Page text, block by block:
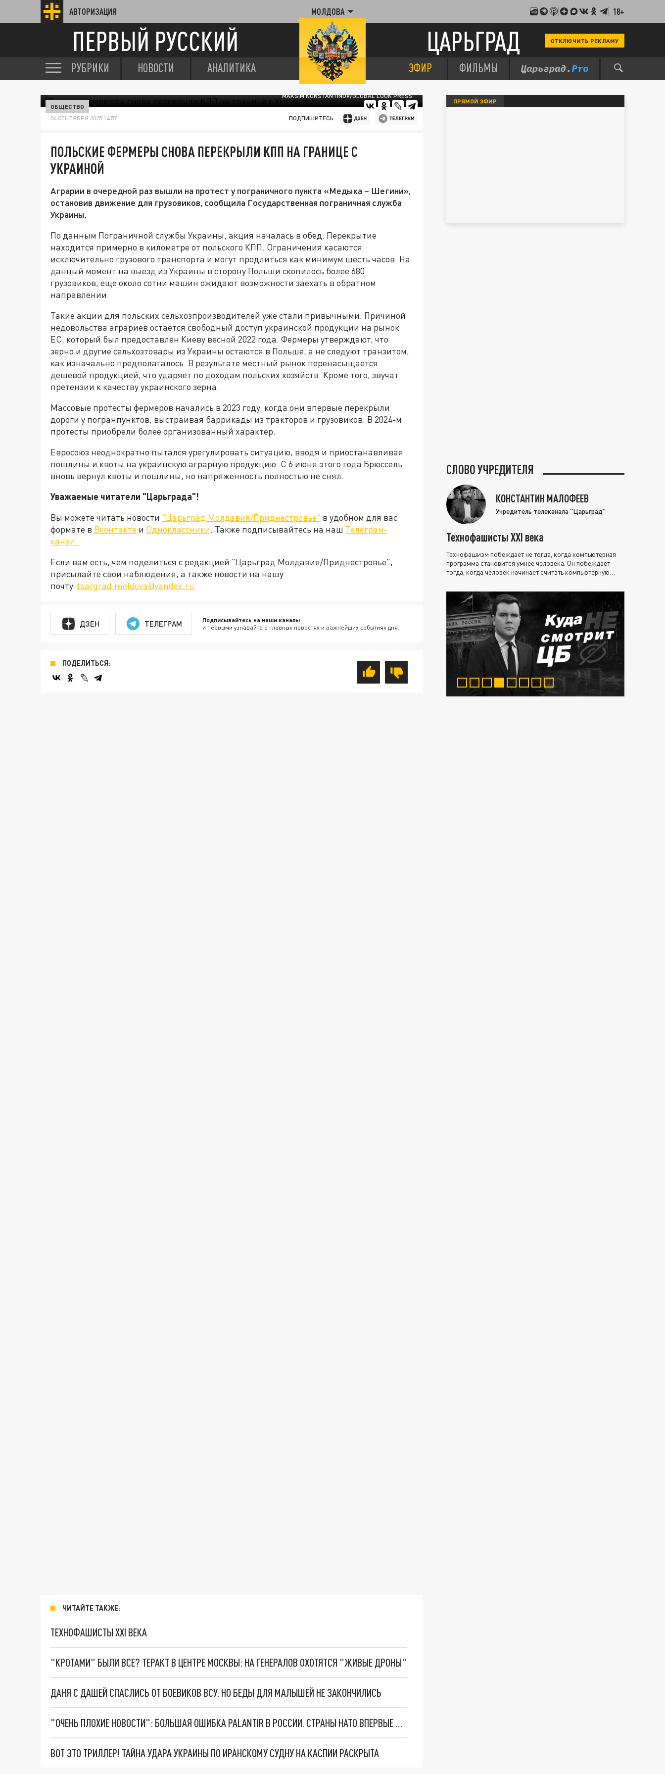
АВТОРИЗАЦИЯ МОЛДОВА 18+
ПЕРВЫЙ РУССКИЙ ЦАРЬГРАД ОТКЛЮЧИТЬ РЕКЛАМУ
РУБРИКИ НОВОСТИ АНАЛИТИКА ЭФИР ФИЛЬМЫ
MAKSIM KONSTANTINOV/GLOBAL LOOK PRESS
ОБЩЕСТВО
06 СЕНТЯБРЯ 2025 14:57 ПОДПИШИТЕСЬ:
ПОЛЬСКИЕ ФЕРМЕРЫ СНОВА ПЕРЕКРЫЛИ КПП НА ГРАНИЦЕ С
УКРАИНОЙ
Аграрии в очередной раз вышли на протест у пограничного пункта «Медыка – Шегини»,
остановив движение для грузовиков, сообщила Государственная пограничная служба
Украины.
По данным Пограничной службы Украины, акция началась в обед. Перекрытие
находится примерно в километре от польского КПП. Ограничения касаются
исключительно грузового транспорта и могут продлиться как минимум шесть часов. На
данный момент на выезд из Украины в сторону Польши скопилось более 680
грузовиков, еще около сотни машин ожидают возможности заехать в обратном
направлении.
Такие акции для польских сельхозпроизводителей уже стали привычными. Причиной
недовольства аграриев остается свободный доступ украинской продукции на рынок
ЕС, который был предоставлен Киеву весной 2022 года. Фермеры утверждают, что
зерно и другие сельхозтовары из Украины остаются в Польше, а не следуют транзитом,
как изначально предполагалось. В результате местный рынок перенасыщается
дешевой продукцией, что ударяет по доходам польских хозяйств. Кроме того, звучат
претензии к качеству украинского зерна.
Массовые протесты фермеров начались в 2023 году, когда они впервые перекрыли
дороги у погранпунктов, выстраивая баррикады из тракторов и грузовиков. В 2024-м
протесты приобрели более организованный характер.
Евросоюз неоднократно пытался урегулировать ситуацию, вводя и приостанавливая
пошлины и квоты на украинскую аграрную продукцию. С 6 июня этого года Брюссель
вновь вернул квоты и пошлины, но напряженность полностью не снял.
Уважаемые читатели "Царьграда"!
Вы можете читать новости "Царьград Молдавия/Приднестровье" в удобном для вас
формате в Вконтакте и Одноклассники. Также подписывайтесь на наш Телеграм-
канал.
Если вам есть, чем поделиться с редакцией "Царьград Молдавия/Приднестровье",
присылайте свои наблюдения, а также новости на нашу
почту: tsargrad.moldova@yandex.ru
ДЗЕН ТЕЛЕГРАМ Подписывайтесь на наши каналы
и первыми узнавайте о главных новостях и важнейших событиях дня.
ПОДЕЛИТЬСЯ:
ЧИТАЙТЕ ТАКЖЕ:
ТЕХНОФАШИСТЫ XXI ВЕКА
"КРОТАМИ" БЫЛИ ВСЕ? ТЕРАКТ В ЦЕНТРЕ МОСКВЫ: НА ГЕНЕРАЛОВ ОХОТЯТСЯ "ЖИВЫЕ ДРОНЫ"
ДАНЯ С ДАШЕЙ СПАСЛИСЬ ОТ БОЕВИКОВ ВСУ. НО БЕДЫ ДЛЯ МАЛЫШЕЙ НЕ ЗАКОНЧИЛИСЬ
"ОЧЕНЬ ПЛОХИЕ НОВОСТИ": БОЛЬШАЯ ОШИБКА PALANTIR В РОССИИ. СТРАНЫ НАТО ВПЕРВЫЕ ЗА СВО ОСТАНОВИЛИ ПОСТАВКИ ОРУЖИЯ. ВСУ ТЕРЯЮТ ПРИГРАНИЧЬЕ?
ВОТ ЭТО ТРИЛЛЕР! ТАЙНА УДАРА УКРАИНЫ ПО ИРАНСКОМУ СУДНУ НА КАСПИИ РАСКРЫТА
ПРЯМОЙ ЭФИР
СЛОВО УЧРЕДИТЕЛЯ
КОНСТАНТИН МАЛОФЕЕВ
Учредитель телеканала "Царьград"
Технофашисты XXI века
Технофашизм побеждает не тогда, когда компьютерная
программа становится умнее человека. Он побеждает
тогда, когда человек начинает считать компьютерную